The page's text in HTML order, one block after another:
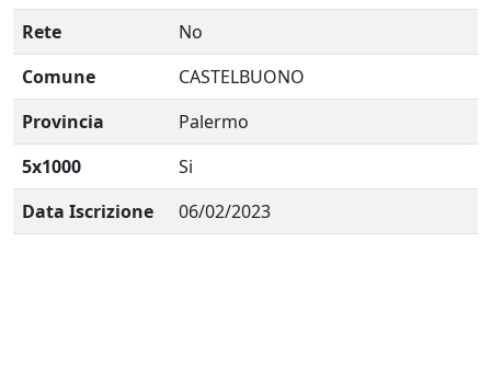
Rete
No
Comune
CASTELBUONO
Provincia
Palermo
5x1000
Si
Data Iscrizione
06/02/2023